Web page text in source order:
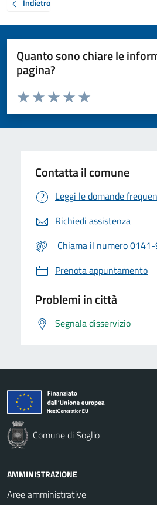
Indietro
Quanto sono chiare le
pagina?
Valuta da 1 a 5 stelle la pagina
Valuta 5 stelle su 5
Valuta 4 stelle su 5
Valuta 3 stelle su 5
Valuta 2 stelle su 5
Valuta 1 stelle su 5
Contatta il comune
Leggi le domande
Richiedi assistenza
Chiama il numero
Prenota appuntamento
Problemi in città
Segnala disservizio
Comune di Soglio
AMMINISTRAZIONE
Aree amministrative